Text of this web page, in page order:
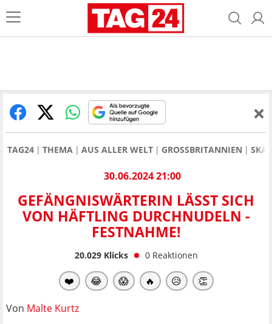
TAG24 THEMA AUS ALLER WELT GROSSBRITANNIEN
30.06.2024 21:00
GEFÄNGNISWÄRTERIN LÄSST SICH
VON HÄFTLING DURCHNUDELN -
FESTNAHME!
20.029Klicks 0 Reaktionen
❤️ 😂 😱 🔥 😥 👏
Von Malte Kurtz